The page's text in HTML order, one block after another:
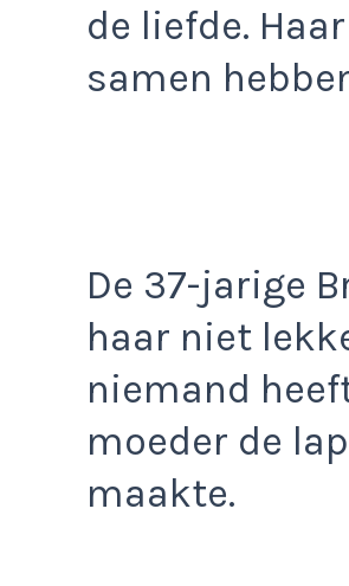
de liefde.
samen
De 37-jarige
haar niet
niemand
moeder de
maakte.